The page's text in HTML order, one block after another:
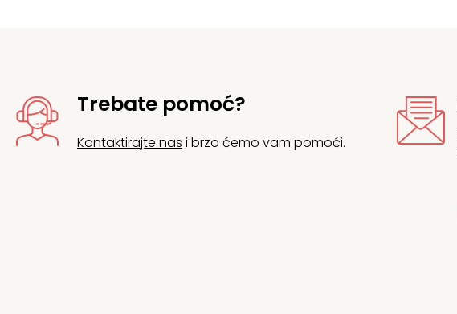
Trebate pomoć?
Kontaktirajte nas i brzo ćemo vam pomoći.